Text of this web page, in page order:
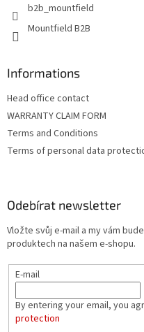
b2b_mountfield
Mountfield B2B
Informations
Head office contact
WARRANTY CLAIM FORM
Terms and Conditions
Terms of personal data
Odebírat newsletter
Vložte svůj e-mail a my vám
produktech na našem e-shopu.
E-mail
By entering your email, you
protection